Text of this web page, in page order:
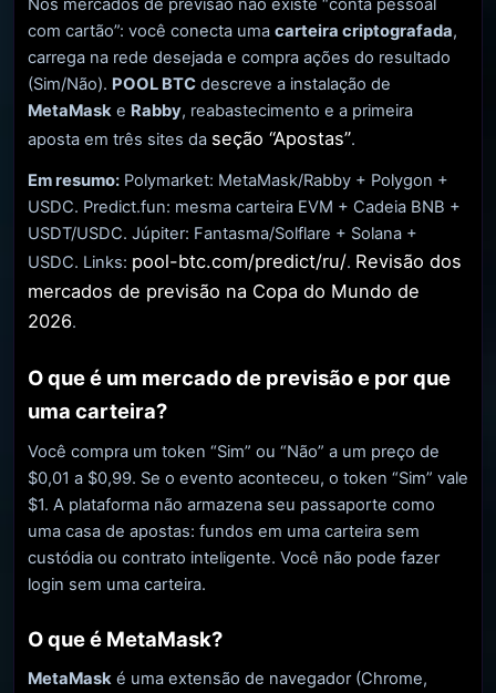
Nos mercados de previsão não existe “conta pessoal
com cartão”: você conecta uma carteira criptografada,
carrega na rede desejada e compra ações do resultado
(Sim/Não). POOL BTC descreve a instalação de
MetaMask e Rabby, reabastecimento e a primeira
aposta em três sites da seção “Apostas”.
Em resumo: Polymarket: MetaMask/Rabby + Polygon +
USDC. Predict.fun: mesma carteira EVM + Cadeia BNB +
USDT/USDC. Júpiter: Fantasma/Solflare + Solana +
USDC. Links: pool-btc.com/predict/ru/. Revisão dos
mercados de previsão na Copa do Mundo de
2026.
O que é um mercado de previsão e por que
uma carteira?
Você compra um token “Sim” ou “Não” a um preço de
$0,01 a $0,99. Se o evento aconteceu, o token “Sim” vale
$1. A plataforma não armazena seu passaporte como
uma casa de apostas: fundos em uma carteira sem
custódia ou contrato inteligente. Você não pode fazer
login sem uma carteira.
O que é MetaMask?
MetaMask é uma extensão de navegador (Chrome,